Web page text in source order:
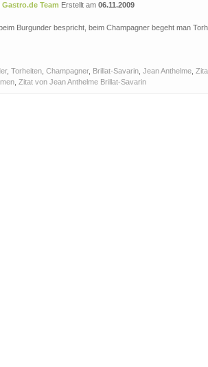
Gastro.de Team Erstellt am 06.11.2009
Burgunder bespricht, beim Champagner begeht man
, Torheiten Champagner, Brillat-Savarin Jean Anthelme
Zitat von Jean Anthelme Brillat-Savarin